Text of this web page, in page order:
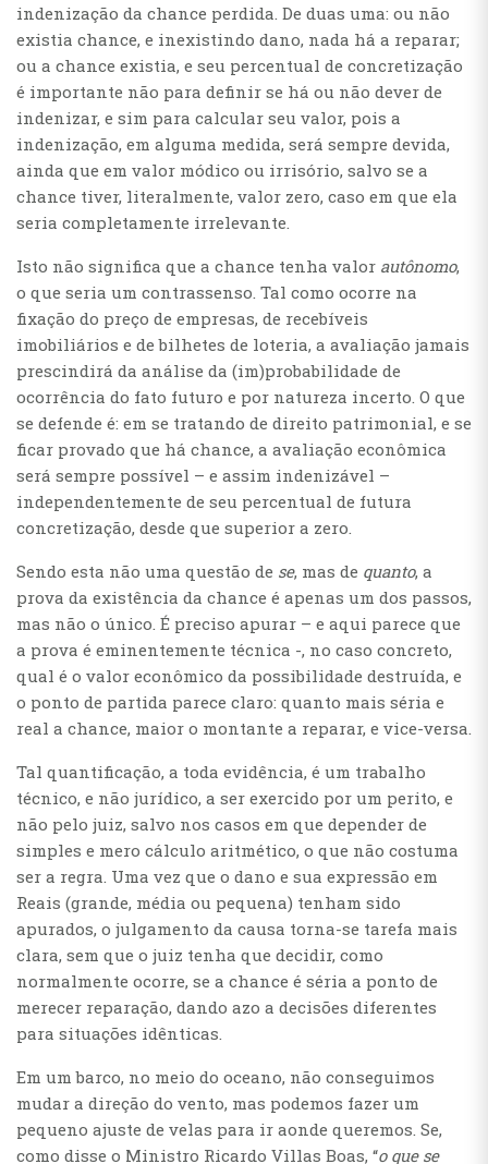
indenização da chance perdida. De duas uma: ou não
existia chance, e inexistindo dano, nada há a reparar;
ou a chance existia, e seu percentual de concretização
é importante não para definir se há ou não dever de
indenizar, e sim para calcular seu valor, pois a
indenização, em alguma medida, será sempre devida,
ainda que em valor módico ou irrisório, salvo se a
chance tiver, literalmente, valor zero, caso em que ela
seria completamente irrelevante.
Isto não significa que a chance tenha valor autônomo,
o que seria um contrassenso. Tal como ocorre na
fixação do preço de empresas, de recebíveis
imobiliários e de bilhetes de loteria, a avaliação jamais
prescindirá da análise da (im)probabilidade de
ocorrência do fato futuro e por natureza incerto. O que
se defende é: em se tratando de direito patrimonial, e se
ficar provado que há chance, a avaliação econômica
será sempre possível – e assim indenizável –
independentemente de seu percentual de futura
concretização, desde que superior a zero.
Sendo esta não uma questão de se, mas de quanto, a
prova da existência da chance é apenas um dos passos,
mas não o único. É preciso apurar – e aqui parece que
a prova é eminentemente técnica -, no caso concreto,
qual é o valor econômico da possibilidade destruída, e
o ponto de partida parece claro: quanto mais séria e
real a chance, maior o montante a reparar, e vice-versa.
Tal quantificação, a toda evidência, é um trabalho
técnico, e não jurídico, a ser exercido por um perito, e
não pelo juiz, salvo nos casos em que depender de
simples e mero cálculo aritmético, o que não costuma
ser a regra. Uma vez que o dano e sua expressão em
Reais (grande, média ou pequena) tenham sido
apurados, o julgamento da causa torna-se tarefa mais
clara, sem que o juiz tenha que decidir, como
normalmente ocorre, se a chance é séria a ponto de
merecer reparação, dando azo a decisões diferentes
para situações idênticas.
Em um barco, no meio do oceano, não conseguimos
mudar a direção do vento, mas podemos fazer um
pequeno ajuste de velas para ir aonde queremos. Se,
como disse o Ministro Ricardo Villas Boas, “o que se